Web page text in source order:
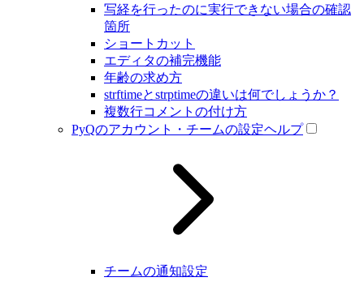
写経を行ったのに実行できない場合の確認
箇所
ショートカット
エディタの補完機能
年齢の求め方
strftimeとstrptimeの違いは何でしょうか？
複数行コメントの付け方
PyQのアカウント・チームの設定ヘルプ
チームの通知設定